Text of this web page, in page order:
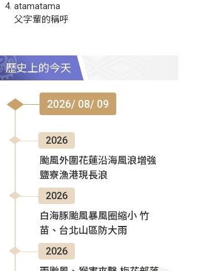
atamatama
父字輩的稱呼
歷史上的今天
2026/ 08/ 09
2026
颱風外圍花蓮沿海風浪增強
鹽寮漁港現長浪
2026
白海豚颱風暴風圈縮小 竹
苗、台北山區防大雨
2026